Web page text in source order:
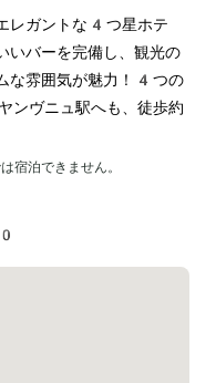
レガントな4つ星ホテ
いバーを完備し、観光の
な雰囲気が魅力！4つの
ンヴニュ駅へも、徒歩約
宿泊できません。